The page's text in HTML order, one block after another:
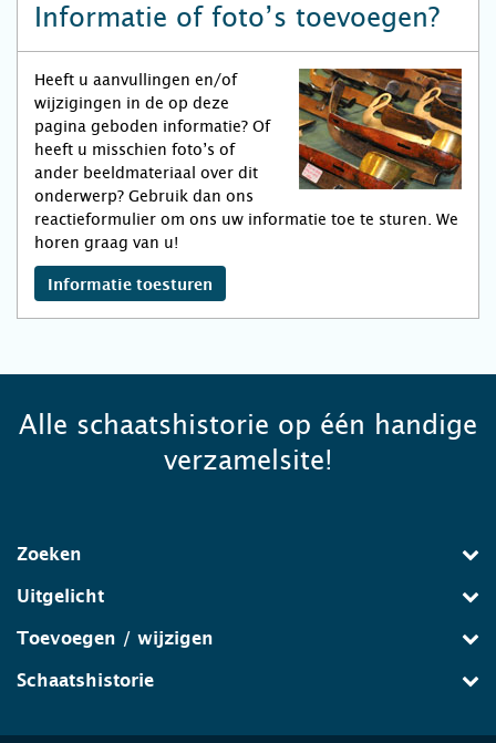
Informatie of foto’s toevoegen?
Heeft u aanvullingen en/of
wijzigingen in de op deze
pagina geboden informatie? Of
heeft u misschien foto’s of
ander beeldmateriaal over dit
onderwerp? Gebruik dan ons
reactieformulier om ons uw informatie toe te sturen. We
horen graag van u!
Informatie toesturen
Alle schaatshistorie op één handige
verzamelsite!
Zoeken
Uitgelicht
Toevoegen / wijzigen
Schaatshistorie